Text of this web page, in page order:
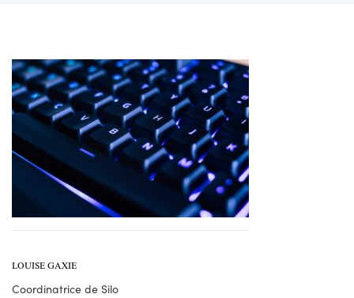
LOUISE GAXIE
Coordinatrice de Silo